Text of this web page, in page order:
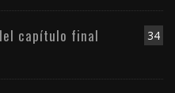
34
capítulo final